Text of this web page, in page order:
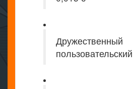
Дружественный